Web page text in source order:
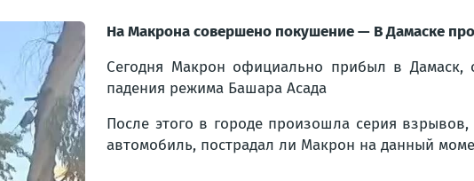
На Макрона совершено покушение — В Дамаске
Сегодня Макрон официально прибыл в
падения режима Башара Асада
После этого в городе произошла серия
автомобиль, пострадал ли Макрон на данный